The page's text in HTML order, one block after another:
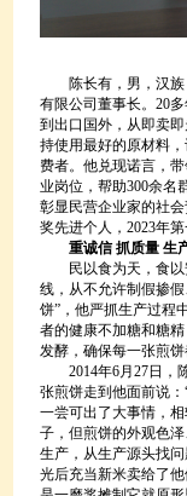
陈长有，男，汉族
有限公司董事长。20
到出口国外，从即卖
持使用最好的原材料
费者。他兑现诺言，
业岗位，帮助300余名
彰显民营企业家的社
奖先进个人，2023年第
重诚信 抓质量 生
民以食为天，食以
线，从不允许制假掺
饼”，他严抓生产过程
者的健康不加糖和糖
发酵，确保每一张煎饼
2014年6月27日，
张煎饼走到他面前说
一尝可出了大事情，
子，但煎饼的外观色
生产，从生产源头找
光后充当新米卖给了